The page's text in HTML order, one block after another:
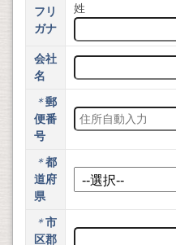
フリ
ガナ
姓
会社
名
＊郵
便番
号
＊都
道府
県
＊市
区郡